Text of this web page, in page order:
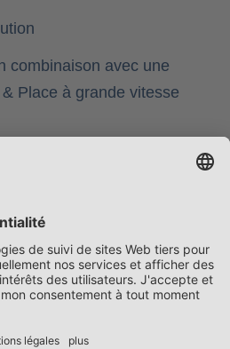
combinaison avec une
Place à grande vitesse